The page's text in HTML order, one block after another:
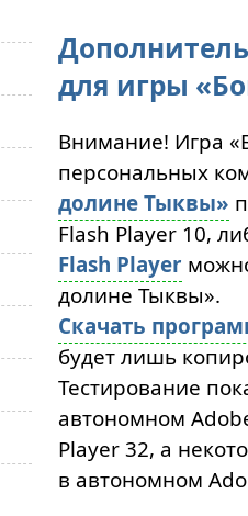
для игры
Внимание! Игра
персональных
долине Тыквы»
Flash Player 10,
Flash Player
долине Тыквы».
Скачать
будет лишь
Тестирование
автономном
Player 32, а
в автономном